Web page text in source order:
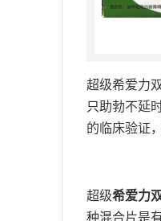
超级希爱力
只助勃不延
的临床验证
超级希爱力
种混合片是